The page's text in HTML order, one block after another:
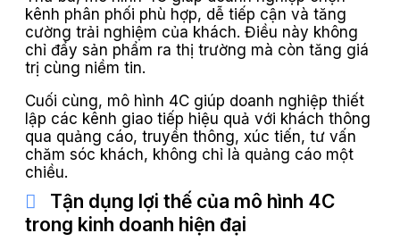
kênh phân phối phù hợp, dễ tiếp cận và tăng
cường trải nghiệm của khách. Điều này không
chỉ đẩy sản phẩm ra thị trường mà còn tăng giá
trị cùng niềm tin.
Cuối cùng, mô hình 4C giúp doanh nghiệp thiết
lập các kênh giao tiếp hiệu quả với khách thông
qua quảng cáo, truyền thông, xúc tiến, tư vấn
chăm sóc khách, không chỉ là quảng cáo một
chiều.
Tận dụng lợi thế của mô hình 4C
trong kinh doanh hiện đại